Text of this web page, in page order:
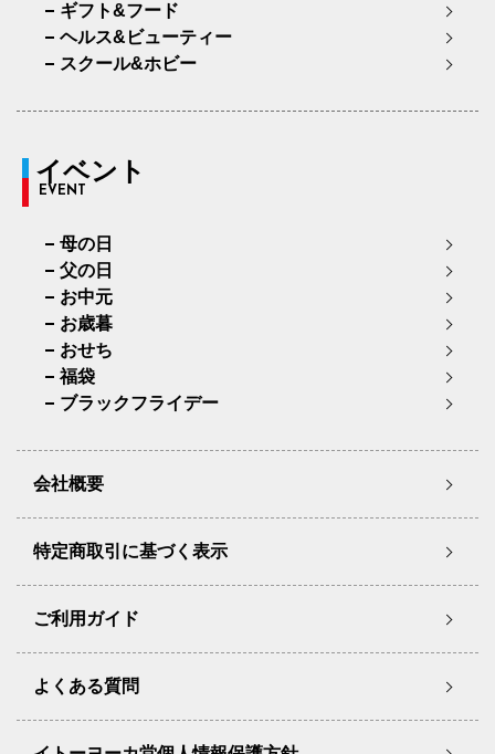
ギフト&フード
ヘルス&ビューティー
スクール&ホビー
イベント
EVENT
母の日
父の日
お中元
お歳暮
おせち
福袋
ブラックフライデー
会社概要
特定商取引に基づく表示
ご利用ガイド
よくある質問